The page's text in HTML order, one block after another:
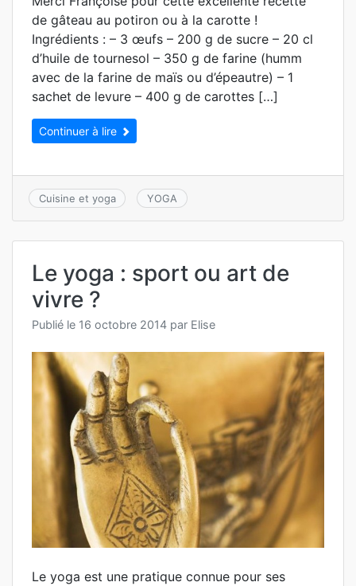
de gâteau au potiron ou à la carotte !
Ingrédients : – 3 œufs – 200 g de sucre – 20 cl
d’huile de tournesol – 350 g de farine (humm
avec de la farine de maïs ou d’épeautre) – 1
sachet de levure – 400 g de carottes […]
Continuer à lire
Cuisine et yoga YOGA
Le yoga : sport ou art de
vivre ?
Publié le 16 octobre 2014 par Elise
Le yoga est une pratique connue pour ses